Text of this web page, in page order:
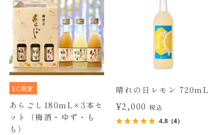
EC限定
あらごし180mL×3本セ
ット（梅酒・ゆず・も
も）
晴れの日レモン 720mL
¥2,000 税込
4.8 （4）